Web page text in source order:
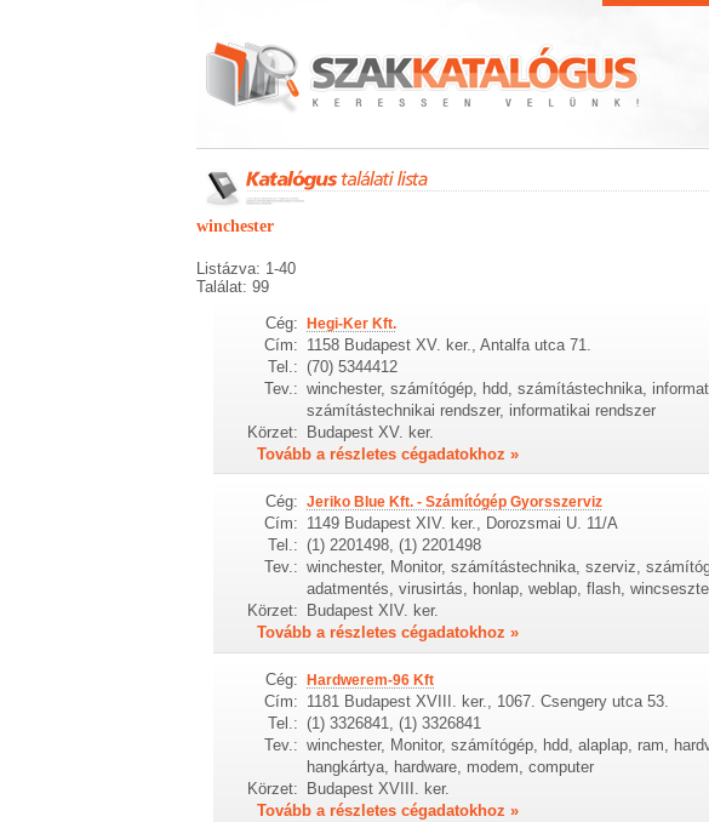
winchester
Listázva: 1-40
Találat: 99
Cég: Hegi-Ker Kft.
Cím: 1158 Budapest XV. ker., Antalfa utca 71.
Tel.: (70) 5344412
Tev.: winchester, számítógép, hdd, számítástechnika,
számítástechnikai rendszer, informatikai rendszer
Körzet: Budapest XV. ker.
Tovább a részletes cégadatokhoz »
Cég: Jeriko Blue Kft. - Számítógép Gyorsszerviz
Cím: 1149 Budapest XIV. ker., Dorozsmai U. 11/A
Tel.: (1) 2201498, (1) 2201498
Tev.: winchester, Monitor, számítástechnika, szerviz,
adatmentés, virusirtás, honlap, weblap, flash,
Körzet:
Budapest XIV. ker.
Tovább a részletes cégadatokhoz »
Cég: Hardwerem-96 Kft
Cím: 1181 Budapest XVIII. ker., 1067. Csengery utca 53.
Tel.: (1) 3326841, (1) 3326841
Tev.: winchester, Monitor, számítógép, hdd, alaplap, ram,
hangkártya, hardware, modem, computer
Körzet:
Budapest XVIII. ker.
Tovább a részletes cégadatokhoz »